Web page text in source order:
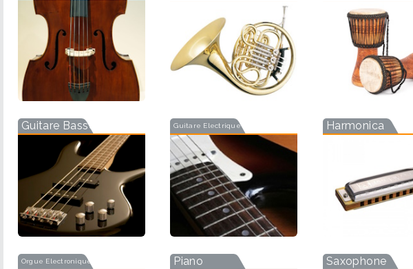
Guitare Basse Guitare Electrique Harmonica
Orgue Electronique Piano Saxophone